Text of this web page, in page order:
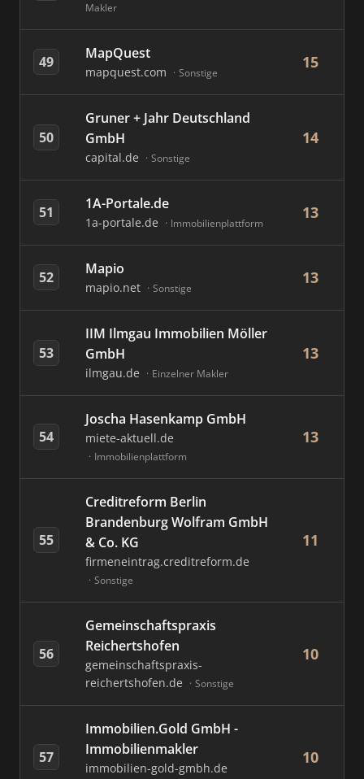
Makler
49 MapQuest
mapquest.com Sonstige
15
50
Gruner + Jahr Deutschland
GmbH
capital.de Sonstige
14
51 1A-Portale.de
1a-portale.de Immobilienplattform
13
52 Mapio
mapio.net Sonstige
13
53
IIM Ilmgau Immobilien Möller
GmbH
ilmgau.de Einzelner Makler
13
54
Joscha Hasenkamp GmbH
miete-aktuell.de
Immobilienplattform
13
55
Creditreform Berlin
Brandenburg Wolfram GmbH
& Co. KG
firmeneintrag.creditreform.de
Sonstige
11
56
Gemeinschaftspraxis
Reichertshofen
gemeinschaftspraxis-
reichertshofen.de
Sonstige
10
57
Immobilien.Gold GmbH -
Immobilienmakler
immobilien-gold-gmbh.de
10